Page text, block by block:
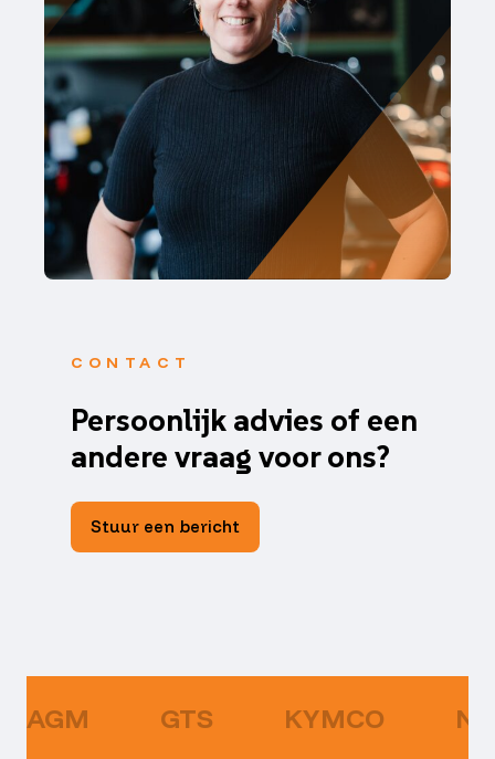
CONTACT
Persoonlijk advies of een
andere vraag voor ons?
Stuur een bericht
AGM GTS KYMCO